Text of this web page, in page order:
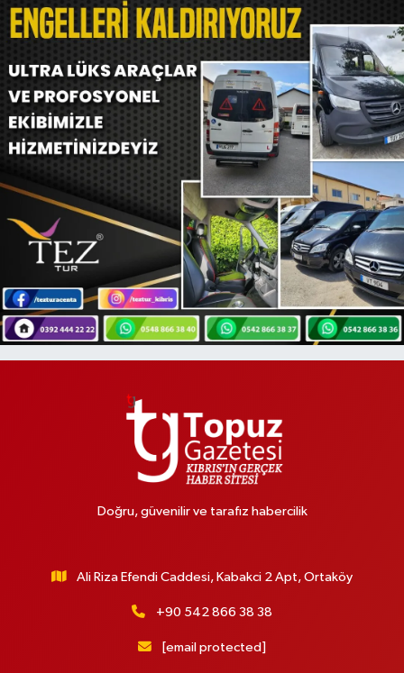
Doğru, güvenilir ve tarafız habercilik
Ali Riza Efendi Caddesi, Kabakci 2 Apt, Ortaköy
+90 542 866 38 38
[email protected]